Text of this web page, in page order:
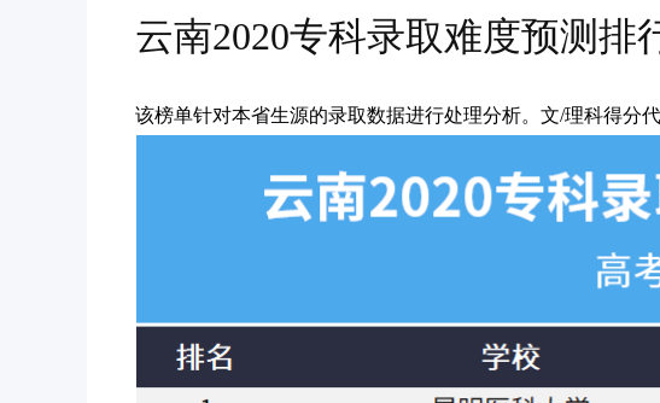
云南2020专科录取难度预测排
该榜单针对本省生源的录取数据进行处理分析。文/理科得分